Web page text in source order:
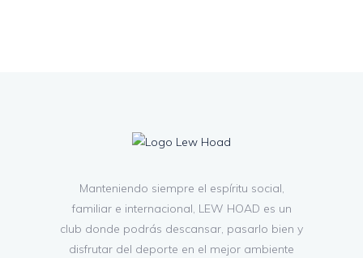
Manteniendo siempre el espíritu social,
familiar e internacional, LEW HOAD es un
club donde podrás descansar, pasarlo bien y
disfrutar del deporte en el mejor ambiente